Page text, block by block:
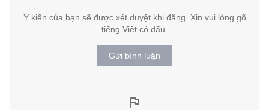
Ý kiến của bạn sẽ được xét duyệt khi đăng. Xin vui lòng gõ
tiếng Việt có dấu.
Gửi bình luận